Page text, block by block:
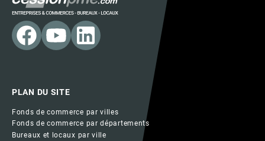
PLAN DU SITE
Fonds de commerce par villes
Fonds de commerce par départements
Bureaux et locaux par ville